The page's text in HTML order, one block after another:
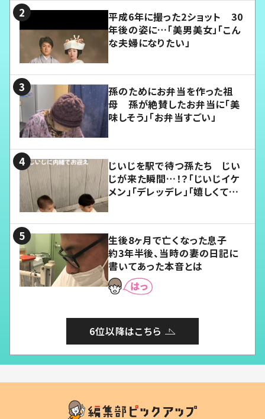
平成6年に撮った2ショット 30
年後の姿に…「美男美女」「こん
な夫婦になりたい」
孫のためにお弁当を作った祖
母 孫が絶賛したお弁当に「美
味しそう」「お弁当すごい」
じいじを駅で待つ孫たち じい
じが来た瞬間…！？「じいじイケ
メン」「デレッデレ」「嬉しくて可
生後8ヶ月で亡くなった息子
約3年半後、当時の妻の日記に
書いてあった本音とは
6位以降はこちら